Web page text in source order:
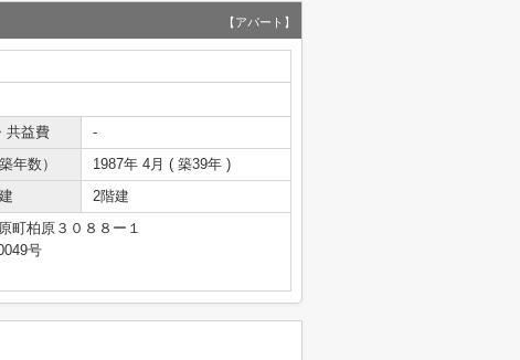
【アパート】
共益費
-
年数）
1987年 4月 ( 築39年 )
2階建
町柏原３０８８ー１
号